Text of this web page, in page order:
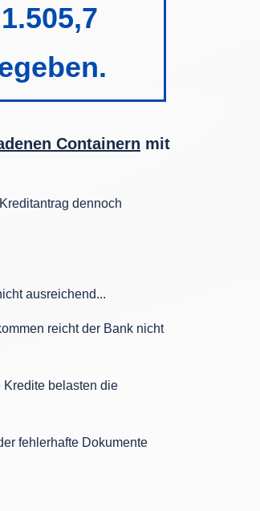
Containern mit
dennoch
ausreichend...
reicht der Bank nicht
Kredite belasten die
fehlerhafte Dokumente